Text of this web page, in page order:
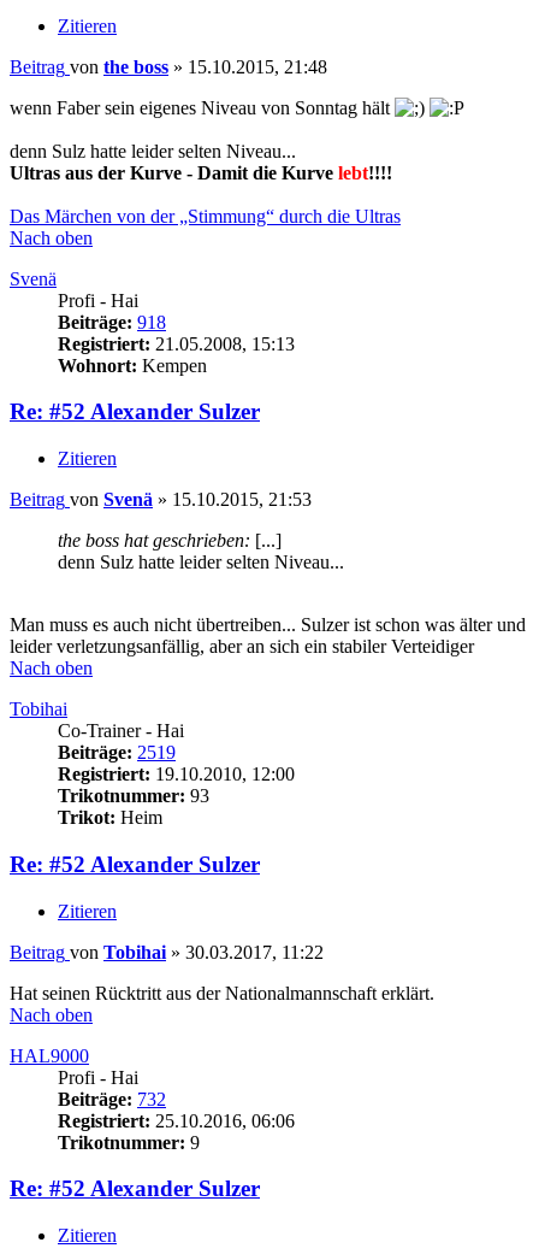
Zitieren
Beitrag von the boss » 15.10.2015, 21:48
wenn Faber sein eigenes Niveau von Sonntag hält
denn Sulz hatte leider selten Niveau...
Ultras aus der Kurve - Damit die Kurve lebt!!!!
Das Märchen von der „Stimmung“ durch die Ultras
Nach oben
Svenä
Profi - Hai
Beiträge: 918
Registriert: 21.05.2008, 15:13
Wohnort: Kempen
Re: #52 Alexander Sulzer
Zitieren
Beitrag von Svenä » 15.10.2015, 21:53
the boss hat geschrieben: [...]
denn Sulz hatte leider selten Niveau...
Man muss es auch nicht übertreiben... Sulzer ist schon was älter und
leider verletzungsanfällig, aber an sich ein stabiler Verteidiger
Nach oben
Tobihai
Co-Trainer - Hai
Beiträge: 2519
Registriert: 19.10.2010, 12:00
Trikotnummer: 93
Trikot: Heim
Re: #52 Alexander Sulzer
Zitieren
Beitrag von Tobihai » 30.03.2017, 11:22
Hat seinen Rücktritt aus der Nationalmannschaft erklärt.
Nach oben
HAL9000
Profi - Hai
Beiträge: 732
Registriert: 25.10.2016, 06:06
Trikotnummer: 9
Re: #52 Alexander Sulzer
Zitieren